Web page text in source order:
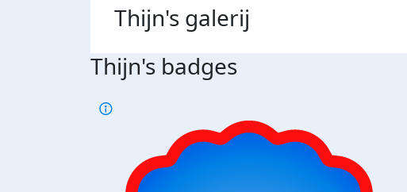
Thijn's galerij
Thijn's badges